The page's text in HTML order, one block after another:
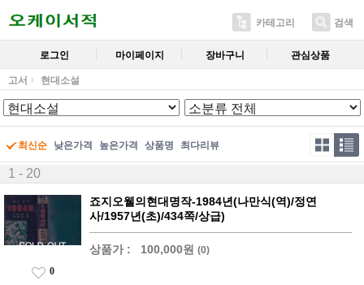
카테고리 검색
로그인 마이페이지 장바구니 관심상품
고서 현대소설
최신순 낮은가격 높은가격 상품명 최다리뷰
1 - 20
죠지오웰의현대명작-1984년(나만식(역)/정연
사/1957년(초)/434쪽/상급)
상품가 : 100,000원 (0)
0